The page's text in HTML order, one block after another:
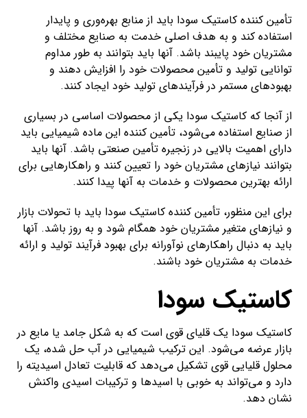
تأمین کننده کاستیک سودا باید از منابع بهره‌وری و پایدار
استفاده کند و به هدف اصلی خدمت به صنایع مختلف و
مشتریان خود پایبند باشد. آنها باید بتوانند به طور مداوم
توانایی تولید و تأمین محصولات خود را افزایش دهند و
بهبود‌های مستمر در فرآیند‌های تولید خود ایجاد کنند.
از آنجا که کاستیک سودا یکی از محصولات اساسی در بسیاری
از صنایع استفاده می‌شود، تأمین کننده این ماده شیمیایی باید
دارای اهمیت بالایی در زنجیره تأمین صنعتی باشد. آنها باید
بتوانند نیازهای مشتریان خود را تعیین کنند و راهکارهایی برای
ارائه بهترین محصولات و خدمات به آنها پیدا کنند.
برای این منظور، تأمین کننده کاستیک سودا باید با تحولات بازار
و نیازهای متغیر مشتریان خود همگام شود و به روز باشد. آنها
باید به دنبال راهکارهای نوآورانه برای بهبود فرآیند تولید و ارائه
خدمات به مشتریان خود باشند.
کاستیک سودا
کاستیک سودا یک قلیای قوی است که به شکل جامد یا مایع در
بازار عرضه می‌شود. این ترکیب شیمیایی در آب حل شده، یک
محلول قلیایی قوی تشکیل می‌دهد که قابلیت تعادل اسیدیته را
دارد و می‌تواند به خوبی با اسیدها و ترکیبات اسیدی واکنش
نشان دهد.